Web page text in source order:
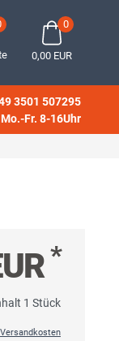
0
0,00 EUR
3501 507295
Mo.-Fr. 8-16Uhr
*
1 Stück
Versandkosten